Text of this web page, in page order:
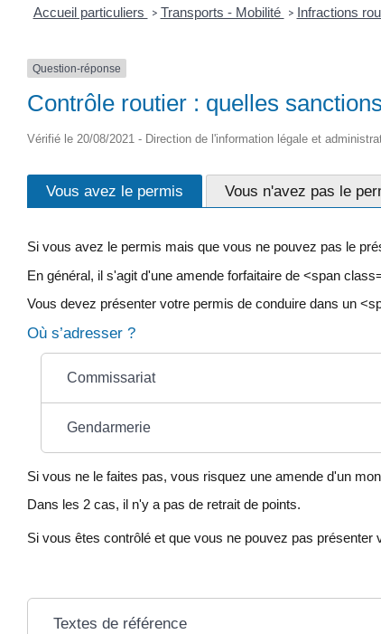
Accueil particuliers > Transports - Mobilité > Infractions
Question-réponse
Contrôle routier : quelles
Vérifié le 20/08/2021 - Direction de l'information légale et
Vous avez le permis Vous n'avez pas le
Si vous avez le permis mais que vous ne pouvez pas le
En général, il s'agit d'une amende forfaitaire de <span
Vous devez présenter votre permis de conduire dans un
Où s’adresser ?
Commissariat
Gendarmerie
Si vous ne le faites pas, vous risquez une amende d'un
Dans les 2 cas, il n'y a pas de retrait de points.
Si vous êtes contrôlé et que vous ne pouvez pas
Textes de référence